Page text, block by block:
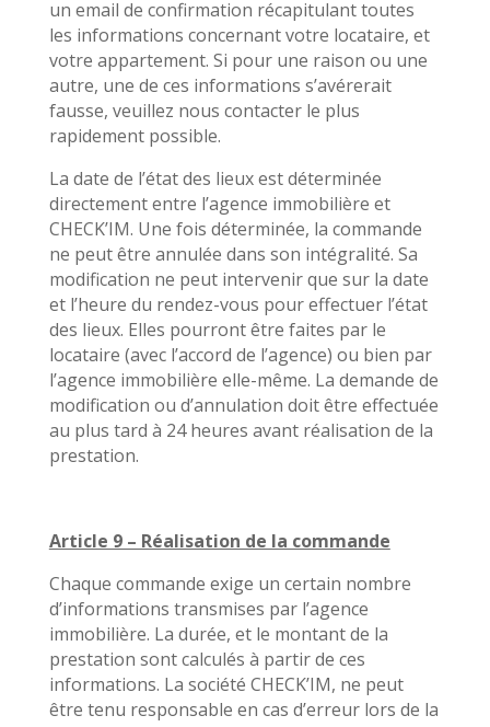
un email de confirmation récapitulant toutes
les informations concernant votre locataire, et
votre appartement. Si pour une raison ou une
autre, une de ces informations s’avérerait
fausse, veuillez nous contacter le plus
rapidement possible.
La date de l’état des lieux est déterminée
directement entre l’agence immobilière et
CHECK’IM. Une fois déterminée, la commande
ne peut être annulée dans son intégralité. Sa
modification ne peut intervenir que sur la date
et l’heure du rendez-vous pour effectuer l’état
des lieux. Elles pourront être faites par le
locataire (avec l’accord de l’agence) ou bien par
l’agence immobilière elle-même. La demande de
modification ou d’annulation doit être effectuée
au plus tard à 24 heures avant réalisation de la
prestation.
Article 9 – Réalisation de la commande
Chaque commande exige un certain nombre
d’informations transmises par l’agence
immobilière. La durée, et le montant de la
prestation sont calculés à partir de ces
informations. La société CHECK’IM, ne peut
être tenu responsable en cas d’erreur lors de la